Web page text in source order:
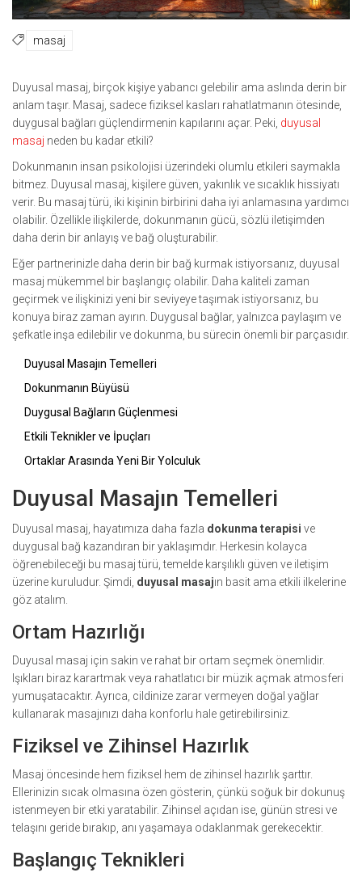
masaj
Duyusal masaj, birçok kişiye yabancı gelebilir ama aslında derin bir
anlam taşır. Masaj, sadece fiziksel kasları rahatlatmanın ötesinde,
duygusal bağları güçlendirmenin kapılarını açar. Peki, duyusal
masaj neden bu kadar etkili?
Dokunmanın insan psikolojisi üzerindeki olumlu etkileri saymakla
bitmez. Duyusal masaj, kişilere güven, yakınlık ve sıcaklık hissiyatı
verir. Bu masaj türü, iki kişinin birbirini daha iyi anlamasına yardımcı
olabilir. Özellikle ilişkilerde, dokunmanın gücü, sözlü iletişimden
daha derin bir anlayış ve bağ oluşturabilir.
Eğer partnerinizle daha derin bir bağ kurmak istiyorsanız, duyusal
masaj mükemmel bir başlangıç olabilir. Daha kaliteli zaman
geçirmek ve ilişkinizi yeni bir seviyeye taşımak istiyorsanız, bu
konuya biraz zaman ayırın. Duygusal bağlar, yalnızca paylaşım ve
şefkatle inşa edilebilir ve dokunma, bu sürecin önemli bir parçasıdır.
Duyusal Masajın Temelleri
Dokunmanın Büyüsü
Duygusal Bağların Güçlenmesi
Etkili Teknikler ve İpuçları
Ortaklar Arasında Yeni Bir Yolculuk
Duyusal Masajın Temelleri
Duyusal masaj, hayatımıza daha fazla dokunma terapisi ve
duygusal bağ kazandıran bir yaklaşımdır. Herkesin kolayca
öğrenebileceği bu masaj türü, temelde karşılıklı güven ve iletişim
üzerine kuruludur. Şimdi, duyusal masajın basit ama etkili ilkelerine
göz atalım.
Ortam Hazırlığı
Duyusal masaj için sakin ve rahat bir ortam seçmek önemlidir.
Işıkları biraz karartmak veya rahatlatıcı bir müzik açmak atmosferi
yumuşatacaktır. Ayrıca, cildinize zarar vermeyen doğal yağlar
kullanarak masajınızı daha konforlu hale getirebilirsiniz.
Fiziksel ve Zihinsel Hazırlık
Masaj öncesinde hem fiziksel hem de zihinsel hazırlık şarttır.
Ellerinizin sıcak olmasına özen gösterin, çünkü soğuk bir dokunuş
istenmeyen bir etki yaratabilir. Zihinsel açıdan ise, günün stresi ve
telaşını geride bırakıp, anı yaşamaya odaklanmak gerekecektir.
Başlangıç Teknikleri